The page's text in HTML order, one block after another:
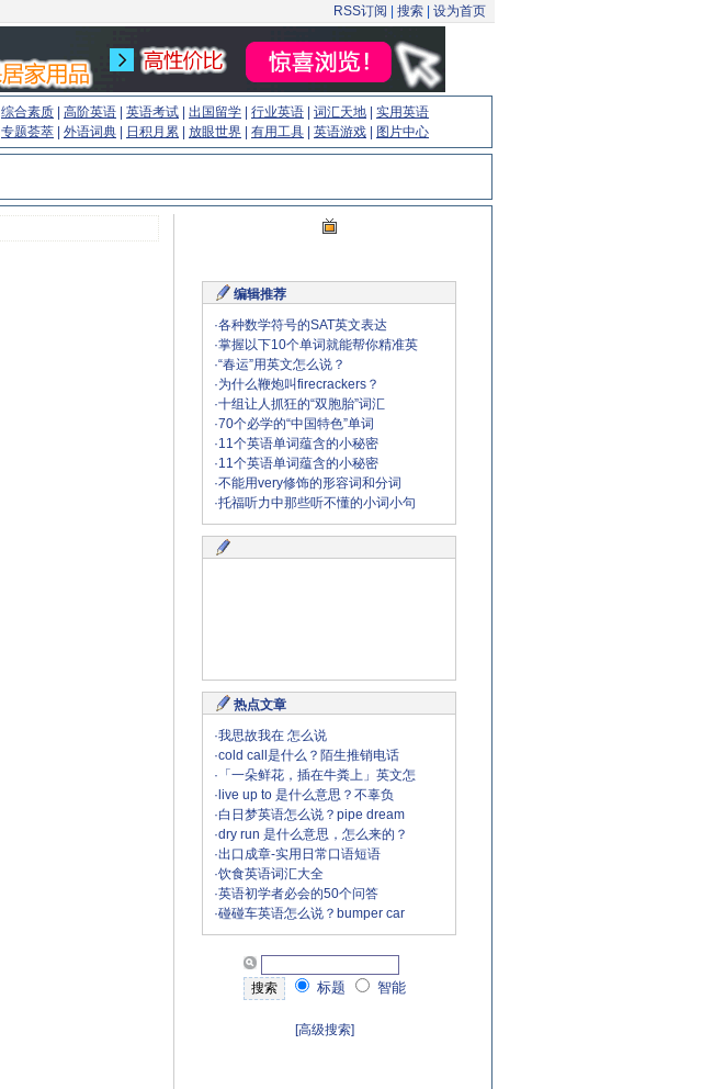
RSS订阅 搜索 设为首页
综合素质 高阶英语 英语考试 出国留学 行业英语 词汇天地
实用英语
专题荟萃 外语词典 日积月累 放眼世界 有用工具 英语游戏 图片中心
编辑推荐
·各种数学符号的SAT英文表达
·掌握以下10个单词就能帮你精准英
·“春运”用英文怎么说？
·为什么鞭炮叫firecrackers？
·十组让人抓狂的“双胞胎”词汇
·70个必学的“中国特色”单词
·11个英语单词蕴含的小秘密
·11个英语单词蕴含的小秘密
·不能用very修饰的形容词和分词
·托福听力中那些听不懂的小词小句
热点文章
·我思故我在 怎么说
·cold call是什么？陌生推销电话
· 「一朵鲜花，插在牛粪上」英文怎
· live up to 是什么意思？不辜负
·白日梦英语怎么说？pipe dream
·dry run 是什么意思，怎么来的？
·出口成章-实用日常口语短语
·饮食英语词汇大全
·英语初学者必会的50个问答
·碰碰车英语怎么说？bumper car
标题 智能
[高级搜索]